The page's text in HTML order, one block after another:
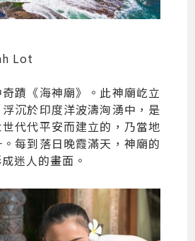
Lot
蹟《海神廟》。此神廟屹立
沉於印度洋波濤洶湧中，是
代代平安而建立的，乃當地
每到落日晚霞滿天，神廟的
迷人的畫面。